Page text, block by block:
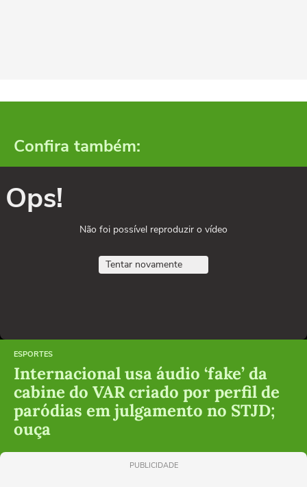
Confira também:
Ops!
Não foi possível reproduzir o vídeo
Tentar novamente
ESPORTES
Internacional usa áudio ‘fake’ da
cabine do VAR criado por perfil de
paródias em julgamento no STJD;
ouça
PUBLICIDADE